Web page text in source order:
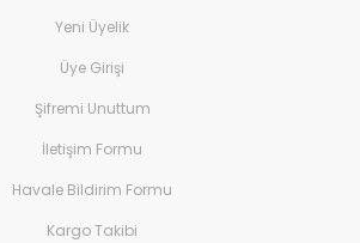
Yeni Üyelik
Üye Girişi
Şifremi Unuttum
İletişim Formu
Havale Bildirim Formu
Kargo Takibi